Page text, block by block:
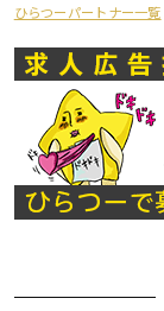
ひらつーパートナー一覧